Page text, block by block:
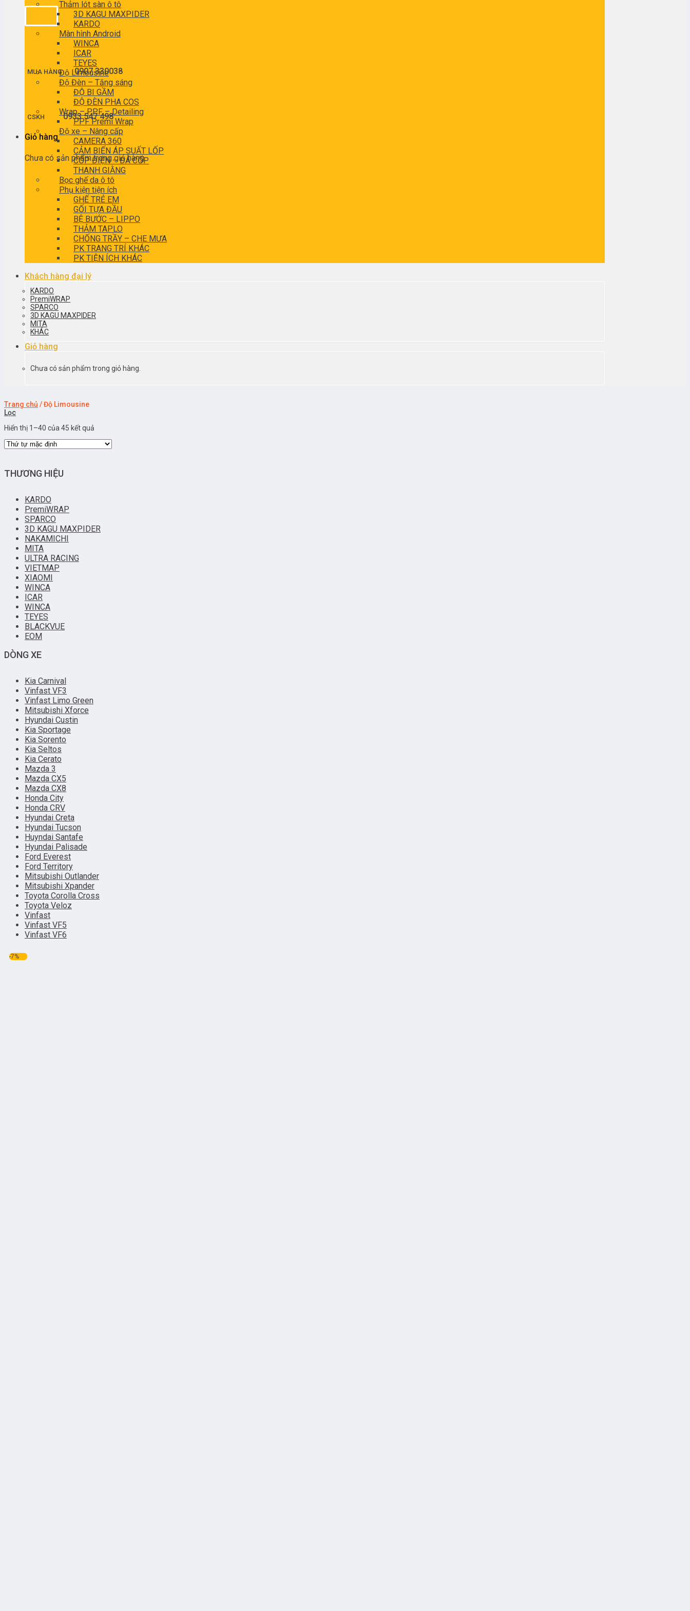
MUA HÀNG 0907 330038
CSKH0933 547 498
Giỏ hàng
Chưa có sản phẩm trong giỏ hàng.
Thảm lót sàn ô tô
3D KAGU MAXPIDER
KARDO
Màn hình Android
WINCA
ICAR
TEYES
Độ Limousine
Độ Đèn – Tăng sáng
ĐỘ BI GẦM
ĐỘ ĐÈN PHA COS
Wrap – PPF – Detailing
PPF Premi Wrap
Độ xe – Nâng cấp
CAMERA 360
CẢM BIẾN ÁP SUẤT LỐP
CỐP ĐIỆN – ĐÁ CỐP
THANH GIẰNG
Bọc ghế da ô tô
Phụ kiện tiện ích
GHẾ TRẺ EM
GỐI TỰA ĐẦU
BỆ BƯỚC – LIPPO
THẢM TAPLO
CHỐNG TRẦY – CHE MƯA
PK TRANG TRÍ KHÁC
PK TIỆN ÍCH KHÁC
Khách hàng đại lý
KARDO
PremiWRAP
SPARCO
3D KAGU MAXPIDER
MITA
KHÁC
Giỏ hàng
Chưa có sản phẩm trong giỏ hàng.
Trang chủ /Độ Limousine
Lọc
Hiển thị 1–40 của 45 kết quả
THƯƠNG HIỆU
KARDO
PremiWRAP
SPARCO
3D KAGU MAXPIDER
NAKAMICHI
MITA
ULTRA RACING
VIETMAP
XIAOMI
WINCA
ICAR
WINCA
TEYES
BLACKVUE
EOM
DÒNG XE
Kia Carnival
Vinfast VF3
Vinfast Limo Green
Mitsubishi Xforce
Hyundai Custin
Kia Sportage
Kia Sorento
Kia Seltos
Kia Cerato
Mazda 3
Mazda CX5
Mazda CX8
Honda City
Honda CRV
Hyundai Creta
Hyundai Tucson
Huyndai Santafe
Hyundai Palisade
Ford Everest
Ford Territory
Mitsubishi Outlander
Mitsubishi Xpander
Toyota Corolla Cross
Toyota Veloz
Vinfast
Vinfast VF5
Vinfast VF6
-7%